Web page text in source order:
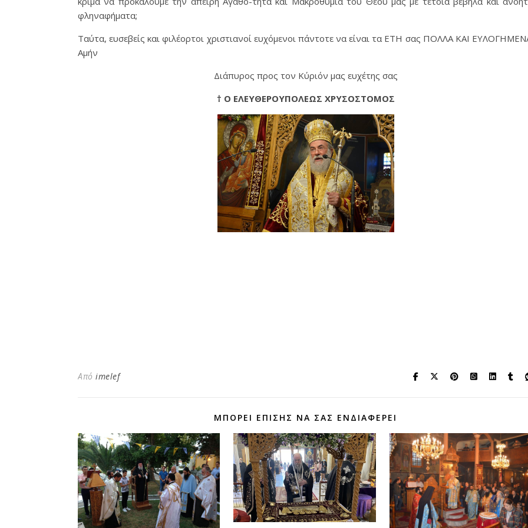
φληναφήματα;
Ταύτα, ευσεβείς και φιλέορτοι χριστιανοί ευχόμενοι πάντοτε να είναι τα ΕΤΗ σας ΠΟΛΛΑ ΚΑΙ
Αμήν
Διάπυρος προς τον Κύριόν μας ευχέτης σας
† Ο ΕΛΕΥΘΕΡΟΥΠΟΛΕΩΣ ΧΡΥΣΟΣΤΟΜΟΣ
Από imelef
ΜΠΟΡΕΊ ΕΠΊΣΗΣ ΝΑ ΣΑΣ ΕΝΔΙΑΦΈΡΕΙ